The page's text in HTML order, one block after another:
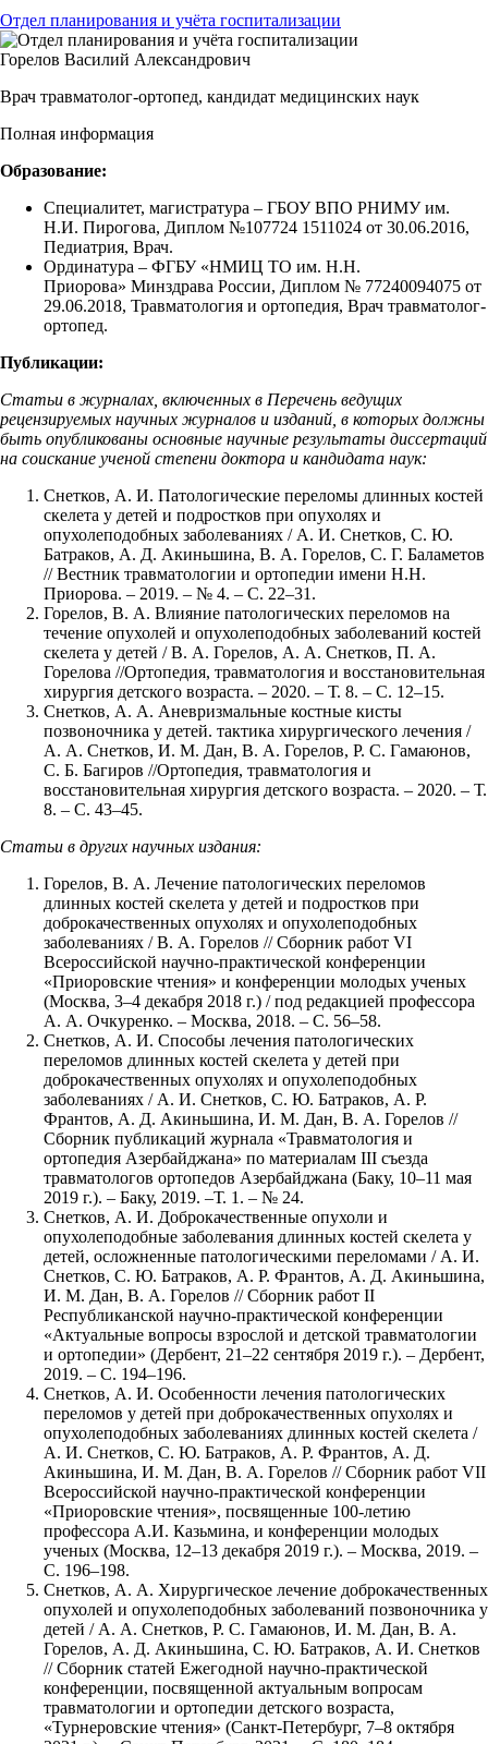
Отдел планирования и учёта госпитализации
Горелов Василий Александрович
Врач травматолог-ортопед, кандидат медицинских наук
Полная информация
Образование:
Специалитет, магистратура – ГБОУ ВПО РНИМУ им.
Н.И. Пирогова, Диплом №107724 1511024 от 30.06.2016,
Педиатрия, Врач.
Ординатура – ФГБУ «НМИЦ ТО им. Н.Н.
Приорова» Минздрава России, Диплом № 77240094075 от
29.06.2018, Травматология и ортопедия, Врач травматолог-
ортопед.
Публикации:
Статьи в журналах, включенных в Перечень ведущих
рецензируемых научных журналов и изданий, в которых должны
быть опубликованы основные научные результаты диссертаций
на соискание ученой степени доктора и кандидата наук:
Снетков, А. И. Патологические переломы длинных костей
скелета у детей и подростков при опухолях и
опухолеподобных заболеваниях / А. И. Снетков, С. Ю.
Батраков, А. Д. Акиньшина, В. А. Горелов, С. Г. Баламетов
// Вестник травматологии и ортопедии имени Н.Н.
Приорова. – 2019. – № 4. – С. 22–31.
Горелов, В. А. Влияние патологических переломов на
течение опухолей и опухолеподобных заболеваний костей
скелета у детей / В. А. Горелов, А. А. Снетков, П. А.
Горелова //Ортопедия, травматология и восстановительная
хирургия детского возраста. – 2020. – Т. 8. – С. 12–15.
Снетков, А. А. Аневризмальные костные кисты
позвоночника у детей. тактика хирургического лечения /
А. А. Снетков, И. М. Дан, В. А. Горелов, Р. С. Гамаюнов,
С. Б. Багиров //Ортопедия, травматология и
восстановительная хирургия детского возраста. – 2020. – Т.
8. – С. 43–45.
Статьи в других научных издания:
Горелов, В. А. Лечение патологических переломов
длинных костей скелета у детей и подростков при
доброкачественных опухолях и опухолеподобных
заболеваниях / В. А. Горелов // Сборник работ VI
Всероссийской научно-практической конференции
«Приоровские чтения» и конференции молодых ученых
(Москва, 3–4 декабря 2018 г.) / под редакцией профессора
А. А. Очкуренко. – Москва, 2018. – С. 56–58.
Снетков, А. И. Способы лечения патологических
переломов длинных костей скелета у детей при
доброкачественных опухолях и опухолеподобных
заболеваниях / А. И. Снетков, С. Ю. Батраков, А. Р.
Франтов, А. Д. Акиньшина, И. М. Дан, В. А. Горелов //
Сборник публикаций журнала «Травматология и
ортопедия Азербайджана» по материалам III съезда
травматологов ортопедов Азербайджана (Баку, 10–11 мая
2019 г.). – Баку, 2019. –Т. 1. – № 24.
Снетков, А. И. Доброкачественные опухоли и
опухолеподобные заболевания длинных костей скелета у
детей, осложненные патологическими переломами / А. И.
Снетков, С. Ю. Батраков, А. Р. Франтов, А. Д. Акиньшина,
И. М. Дан, В. А. Горелов // Сборник работ II
Республиканской научно-практической конференции
«Актуальные вопросы взрослой и детской травматологии
и ортопедии» (Дербент, 21–22 сентября 2019 г.). – Дербент,
2019. – С. 194–196.
Снетков, А. И. Особенности лечения патологических
переломов у детей при доброкачественных опухолях и
опухолеподобных заболеваниях длинных костей скелета /
А. И. Снетков, С. Ю. Батраков, А. Р. Франтов, А. Д.
Акиньшина, И. М. Дан, В. А. Горелов // Сборник работ VII
Всероссийской научно-практической конференции
«Приоровские чтения», посвященные 100-летию
профессора А.И. Казьмина, и конференции молодых
ученых (Москва, 12–13 декабря 2019 г.). – Москва, 2019. –
С. 196–198.
Снетков, А. А. Хирургическое лечение доброкачественных
опухолей и опухолеподобных заболеваний позвоночника у
детей / А. А. Снетков, Р. С. Гамаюнов, И. М. Дан, В. А.
Горелов, А. Д. Акиньшина, С. Ю. Батраков, А. И. Снетков
// Сборник статей Ежегодной научно-практической
конференции, посвященной актуальным вопросам
травматологии и ортопедии детского возраста,
«Турнеровские чтения» (Санкт-Петербург, 7–8 октября